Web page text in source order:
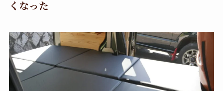
くなった